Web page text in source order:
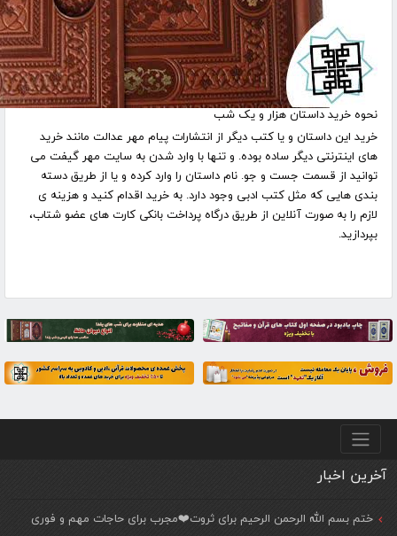
نحوه خرید داستان هزار و یک شب
خرید این داستان و یا کتب دیگر از انتشارات پیام مهر عدالت مانند خرید
های اینترنتی دیگر ساده بوده. و تنها با وارد شدن به سایت مهر گیفت می
توانید از قسمت جست و جو. نام داستان را وارد کرده و یا از طریق دسته
بندی هایی که مثل کتب ادبی وجود دارد. به خرید اقدام کنید و هزینه ی
لازم را به صورت آنلاین از طریق درگاه پرداخت بانکی کارت های عضو شتاب،
بپردازید.
منو پایین
آخرین اخبار
ختم بسم الله الرحمن الرحیم برای ثروت❤️مجرب برای حاجات مهم و فوری